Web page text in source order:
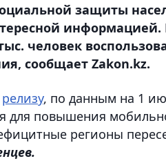
защиты
информацией.
человек
сообщает Zakon.kz.
релизу, по данным на 1
для повышения
регионы